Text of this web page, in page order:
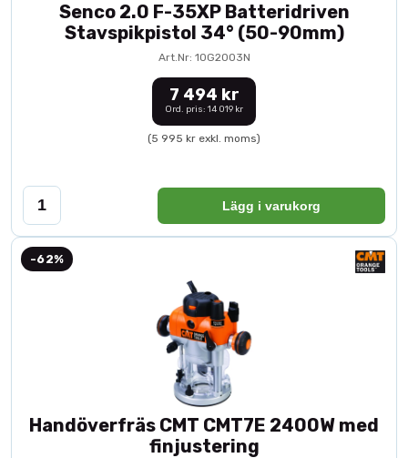
Senco 2.0 F-35XP Batteridriven
Stavspikpistol 34° (50-90mm)
Art.Nr: 10G2003N
7 494 kr
Ord. pris: 14 019 kr
(5 995 kr exkl. moms)
Lägg i varukorg
-62%
Handöverfräs CMT CMT7E 2400W med
finjustering